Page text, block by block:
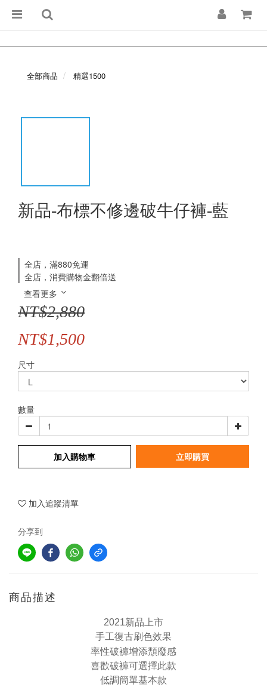
全部商品 精選1500
新品-布標不修邊破牛仔褲-藍
全店，滿880免運
全店，消費購物金翻倍送
查看更多
NT$2,880
NT$1,500
尺寸
數量
加入購物車 立即購買
加入追蹤清單
分享到
商品描述
2021新品上市
手工復古刷色效果
率性破褲增添頹廢感
喜歡破褲可選擇此款
低調簡單基本款